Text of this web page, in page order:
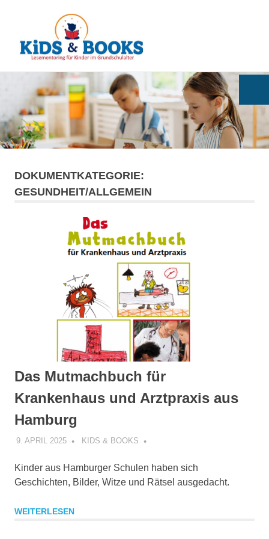
springen
Books
DOKUMENTKATEGORIE:
GESUNDHEIT/ALLGEMEIN
Das Mutmachbuch für
Krankenhaus und Arztpraxis aus
Hamburg
9. APRIL 2025 KIDS & BOOKS
Kinder aus Hamburger Schulen haben sich
Geschichten, Bilder, Witze und Rätsel ausgedacht.
WEITERLESEN